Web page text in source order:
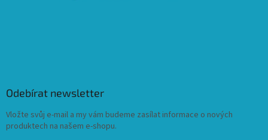
Odebírat newsletter
Vložte svůj e-mail a my vám budeme zasílat informace o nových
produktech na našem e-shopu.